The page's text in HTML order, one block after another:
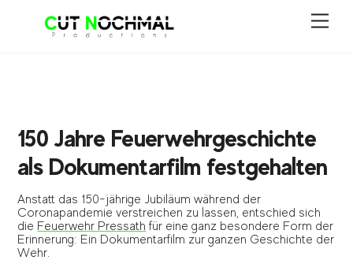
150 Jahre Feuerwehrgeschichte
als Dokumentarfilm festgehalten
Anstatt das 150-jährige Jubiläum während der
Coronapandemie verstreichen zu lassen, entschied sich
die Feuerwehr Pressath für eine ganz besondere Form der
Erinnerung: Ein Dokumentarfilm zur ganzen Geschichte der
Wehr.